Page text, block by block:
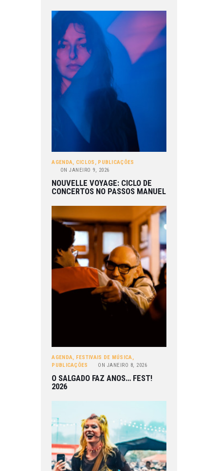
AGENDA, CICLOS , PUBLICAÇÕES
ON JANEIRO 9, 2026
NOUVELLE VOYAGE: CICLO DE
CONCERTOS NO PASSOS MANUEL
AGENDA, FESTIVAIS DE MÚSICA,
PUBLICAÇÕES
ON JANEIRO 8, 2026
O SALGADO FAZ ANOS… FEST!
2026